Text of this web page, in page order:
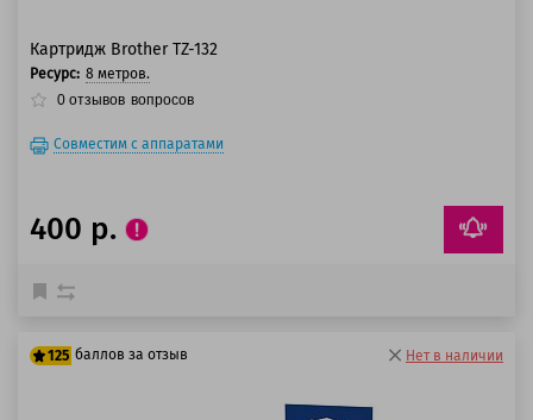
Картридж Brother TZ-132
Ресурс: 8 метров.
0 отзывов вопросов
Совместим с аппаратами
400 р.
125 баллов за отзыв Нет в наличии